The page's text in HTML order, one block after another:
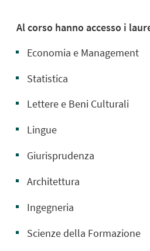
Al corso hanno accesso i
Economia e Management
Statistica
Lettere e Beni Culturali
Lingue
Giurisprudenza
Architettura
Ingegneria
Scienze della Formazione